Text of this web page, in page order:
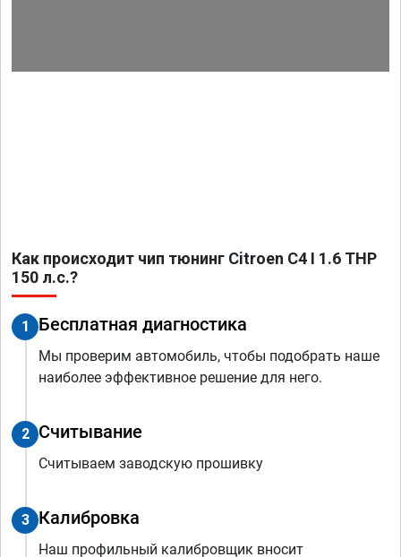
Как происходит чип тюнинг Citroen C4 I 1.6 THP
150 л.с.?
1 Бесплатная диагностика
Мы проверим автомобиль, чтобы подобрать наше
наиболее эффективное решение для него.
2 Считывание
Считываем заводскую прошивку
3 Калибровка
Наш профильный калибровщик вносит